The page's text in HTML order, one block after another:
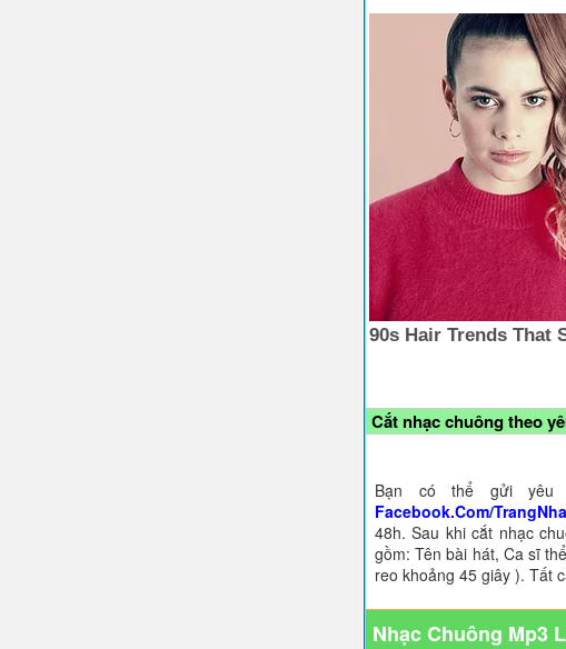
Cắt nhạc chuông theo
Bạn có thể gửi yêu
Facebook.Com/
48h. Sau khi cắt nhạc
gồm: Tên bài hát, Ca sĩ
reo khoảng 45 giây ). Tất
Nhạc Chuông Mp3